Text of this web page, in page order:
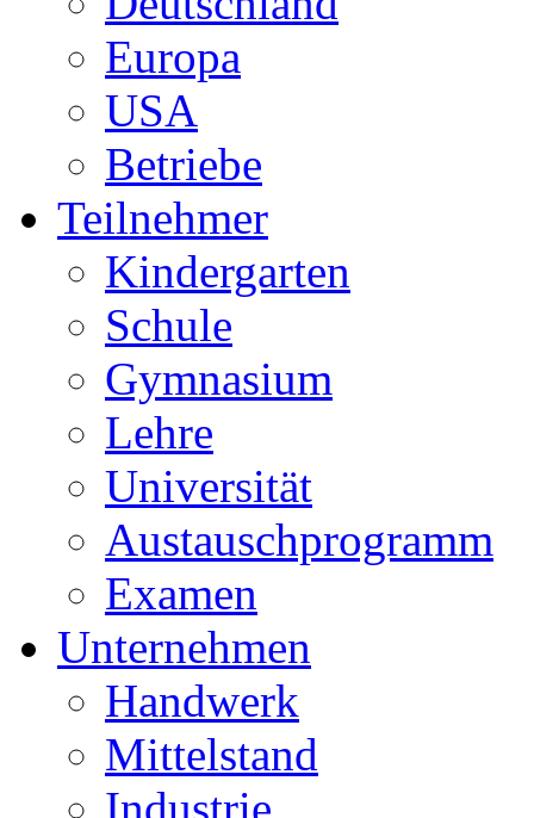
Europa
USA
Betriebe
Teilnehmer
Kindergarten
Schule
Gymnasium
Lehre
Universität
Austauschprogramm
Examen
Unternehmen
Handwerk
Mittelstand